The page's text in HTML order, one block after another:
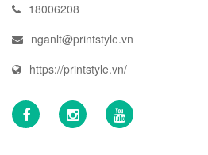
18006208
nganlt@printstyle.vn
https://printstyle.vn/